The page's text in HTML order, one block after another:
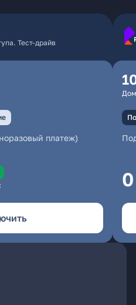
Тест-драйв
платеж)
0